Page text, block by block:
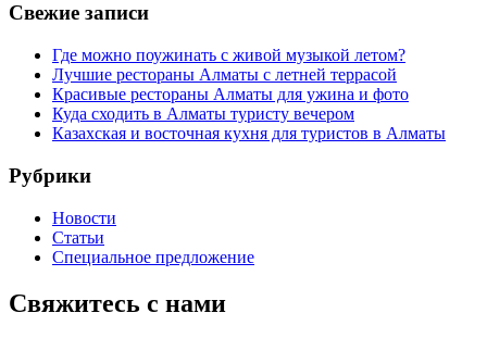
Свежие записи
Где можно поужинать с живой музыкой летом?
Лучшие рестораны Алматы с летней террасой
Красивые рестораны Алматы для ужина и фото
Куда сходить в Алматы туристу вечером
Казахская и восточная кухня для туристов в Алматы
Рубрики
Новости
Статьи
Cпециальное предложение
Свяжитесь с нами